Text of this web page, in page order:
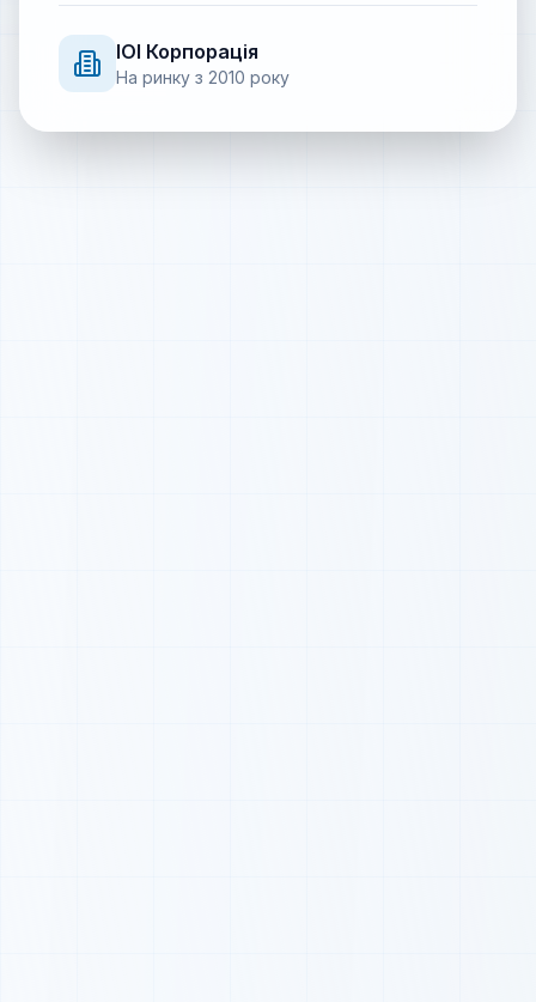
IOI Корпорація
На ринку з 2010 року